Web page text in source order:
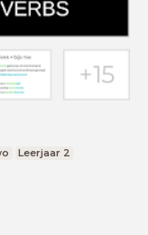
Leerjaar 2